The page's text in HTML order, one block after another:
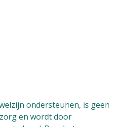
ondersteunen, is geen
en wordt door